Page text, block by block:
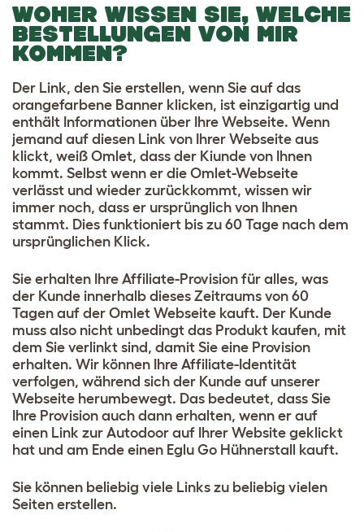
WOHER WISSEN SIE, WELCHE
BESTELLUNGEN VON MIR
KOMMEN?
Der Link, den Sie erstellen, wenn Sie auf das
orangefarbene Banner klicken, ist einzigartig und
enthält Informationen über Ihre Webseite. Wenn
jemand auf diesen Link von Ihrer Webseite aus
klickt, weiß Omlet, dass der Kiunde von Ihnen
kommt. Selbst wenn er die Omlet-Webseite
verlässt und wieder zurückkommt, wissen wir
immer noch, dass er ursprünglich von Ihnen
stammt. Dies funktioniert bis zu 60 Tage nach dem
ursprünglichen Klick.
Sie erhalten Ihre Affiliate-Provision für alles, was
der Kunde innerhalb dieses Zeitraums von 60
Tagen auf der Omlet Webseite kauft. Der Kunde
muss also nicht unbedingt das Produkt kaufen, mit
dem Sie verlinkt sind, damit Sie eine Provision
erhalten. Wir können Ihre Affiliate-Identität
verfolgen, während sich der Kunde auf unserer
Webseite herumbewegt. Das bedeutet, dass Sie
Ihre Provision auch dann erhalten, wenn er auf
einen Link zur Autodoor auf Ihrer Website geklickt
hat und am Ende einen Eglu Go Hühnerstall kauft.
Sie können beliebig viele Links zu beliebig vielen
Seiten erstellen.